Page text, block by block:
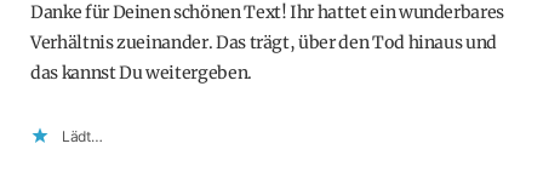
Danke für Deinen schönen Text! Ihr hattet ein wunderbares
Verhältnis zueinander. Das trägt, über den Tod hinaus und
das kannst Du weitergeben.
Lädt…